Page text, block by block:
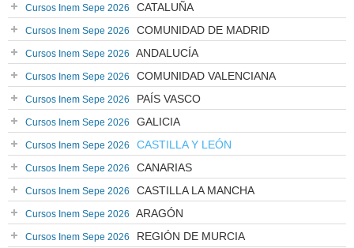
Cursos Inem Sepe 2026 CATALUÑA
Cursos Inem Sepe 2026 COMUNIDAD DE MADRID
Cursos Inem Sepe 2026 ANDALUCÍA
Cursos Inem Sepe 2026 COMUNIDAD VALENCIANA
Cursos Inem Sepe 2026 PAÍS VASCO
Cursos Inem Sepe 2026 GALICIA
Cursos Inem Sepe 2026 CASTILLA Y LEÓN
Cursos Inem Sepe 2026 CANARIAS
Cursos Inem Sepe 2026 CASTILLA LA MANCHA
Cursos Inem Sepe 2026 ARAGÓN
Cursos Inem Sepe 2026 REGIÓN DE MURCIA